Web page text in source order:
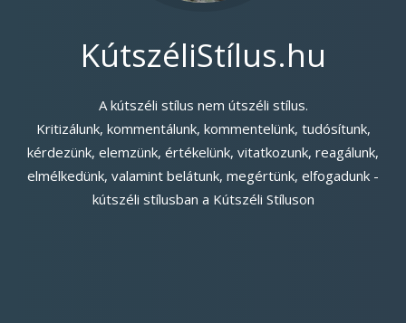
KútszéliStílus.hu
A kútszéli stílus nem útszéli stílus.
Kritizálunk, kommentálunk, kommentelünk, tudósítunk,
kérdezünk, elemzünk, értékelünk, vitatkozunk, reagálunk,
elmélkedünk, valamint belátunk, megértünk, elfogadunk -
kútszéli stílusban a Kútszéli Stíluson